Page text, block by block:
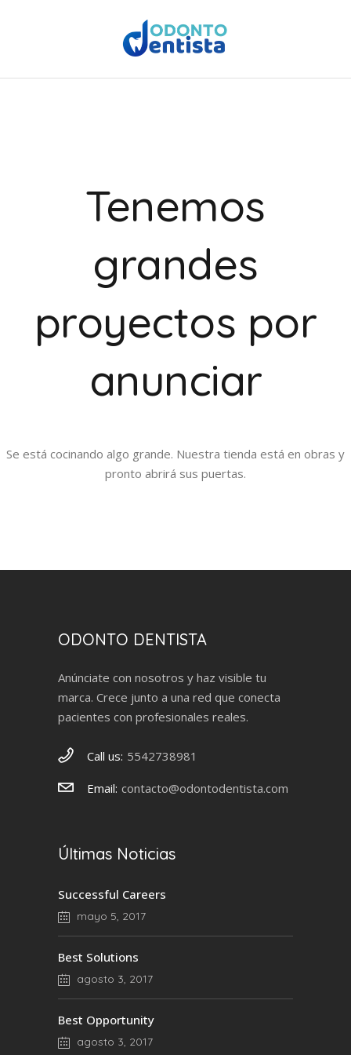
Tenemos
grandes
proyectos por
anunciar
Se está cocinando algo grande. Nuestra tienda está en obras y
pronto abrirá sus puertas.
ODONTO DENTISTA
Anúnciate con nosotros y haz visible tu
marca. Crece junto a una red que conecta
pacientes con profesionales reales.
Call us: 5542738981
Email: contacto@odontodentista.com
Últimas Noticias
Successful Careers
mayo 5, 2017
Best Solutions
agosto 3, 2017
Best Opportunity
agosto 3, 2017